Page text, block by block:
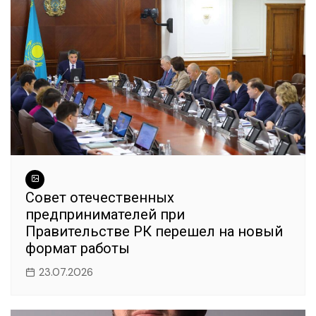
Совет отечественных
предпринимателей при
Правительстве РК перешел на новый
формат работы
23.07.2026